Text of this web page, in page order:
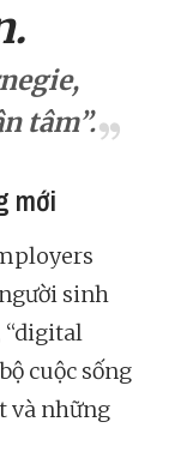
tâm”.
mới
sinh
“digital
cuộc sống
và những